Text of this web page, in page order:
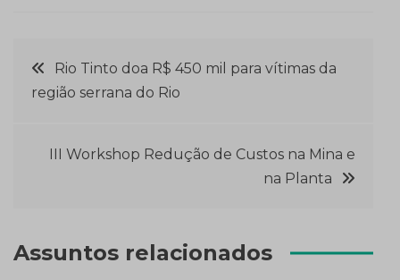
Navegação
de
Post
Rio Tinto doa R$ 450 mil para vítimas da
região serrana do Rio
III Workshop Redução de Custos na Mina e
na Planta
Assuntos relacionados